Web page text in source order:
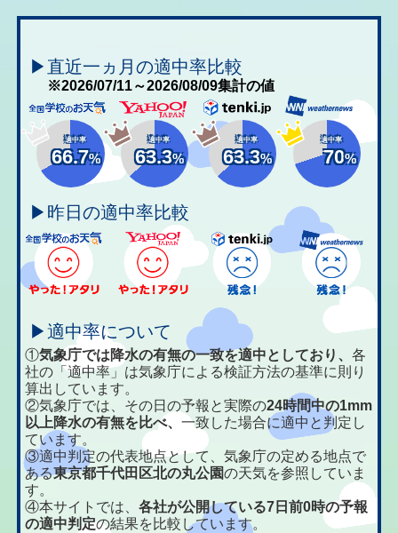
▶直近一ヵ月の適中率比較
※2026/07/11～2026/08/09集計の値
適中率
66.7%
適中率
63.3%
適中率
63.3%
適中率
70%
▶昨日の適中率比較
▶適中率について
①気象庁では降水の有無の一致を適中としており、各
社の「適中率」は気象庁による検証方法の基準に則り
算出しています。
②気象庁では、その日の予報と実際の24時間中の1mm
以上降水の有無を比べ、一致した場合に適中と判定し
ています。
③適中判定の代表地点として、気象庁の定める地点で
ある東京都千代田区北の丸公園の天気を参照していま
す。
④本サイトでは、各社が公開している7日前0時の予報
の適中判定の結果を比較しています。